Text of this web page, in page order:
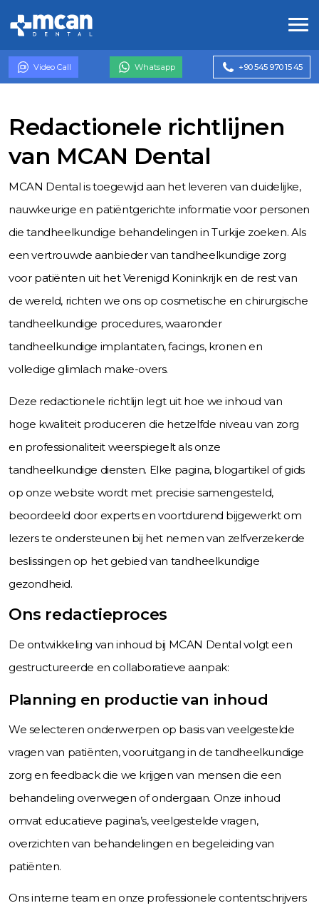
Video Call Whatsapp +90 545 970 15 45
Redactionele richtlijnen
van MCAN Dental
MCAN Dental is toegewijd aan het leveren van duidelijke,
nauwkeurige en patiëntgerichte informatie voor personen
die tandheelkundige behandelingen in Turkije zoeken. Als
een vertrouwde aanbieder van tandheelkundige zorg
voor patiënten uit het Verenigd Koninkrijk en de rest van
de wereld, richten we ons op cosmetische en chirurgische
tandheelkundige procedures, waaronder
tandheelkundige implantaten, facings, kronen en
volledige glimlach make-overs.
Deze redactionele richtlijn legt uit hoe we inhoud van
hoge kwaliteit produceren die hetzelfde niveau van zorg
en professionaliteit weerspiegelt als onze
tandheelkundige diensten. Elke pagina, blogartikel of gids
op onze website wordt met precisie samengesteld,
beoordeeld door experts en voortdurend bijgewerkt om
lezers te ondersteunen bij het nemen van zelfverzekerde
beslissingen op het gebied van tandheelkundige
gezondheid.
Ons redactieproces
De ontwikkeling van inhoud bij MCAN Dental volgt een
gestructureerde en collaboratieve aanpak:
Planning en productie van inhoud
We selecteren onderwerpen op basis van veelgestelde
vragen van patiënten, vooruitgang in de tandheelkundige
zorg en feedback die we krijgen van mensen die een
behandeling overwegen of ondergaan. Onze inhoud
omvat educatieve pagina’s, veelgestelde vragen,
overzichten van behandelingen en begeleiding van
patiënten.
Ons interne team en onze professionele contentschrijvers